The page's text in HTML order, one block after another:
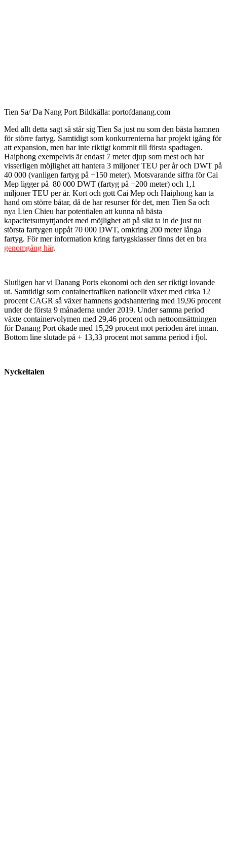
Tien Sa/ Da Nang Port Bildkälla: portofdanang.com
Med allt detta sagt så står sig Tien Sa just nu som den bästa hamnen
för större fartyg. Samtidigt som konkurrenterna har projekt igång för
att expansion, men har inte riktigt kommit till första spadtagen.
Haiphong exempelvis är endast 7 meter djup som mest och har
visserligen möjlighet att hantera 3 miljoner TEU per år och DWT på
40 000 (vanligen fartyg på +150 meter). Motsvarande siffra för Cai
Mep ligger på 80 000 DWT (fartyg på +200 meter) och 1,1
miljoner TEU per år. Kort och gott Cai Mep och Haiphong kan ta
hand om större båtar, då de har resurser för det, men Tien Sa och
nya Lien Chieu har potentialen att kunna nå bästa
kapacitetsutnyttjandet med möjlighet att på sikt ta in de just nu
största fartygen uppåt 70 000 DWT, omkring 200 meter långa
fartyg. För mer information kring fartygsklasser finns det en bra
genomgång här.
Slutligen har vi Danang Ports ekonomi och den ser riktigt lovande
ut. Samtidigt som containertrafiken nationellt växer med cirka 12
procent CAGR så växer hamnens godshantering med 19,96 procent
under de första 9 månaderna under 2019. Under samma period
växte containervolymen med 29,46 procent och nettoomsättningen
för Danang Port ökade med 15,29 procent mot perioden året innan.
Bottom line slutade på + 13,33 procent mot samma period i fjol.
Nyckeltalen